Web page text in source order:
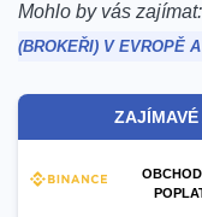
Mohlo by vás zajímat:
(BROKEŘI) V EVROPĚ
ZAJÍMAVÉ